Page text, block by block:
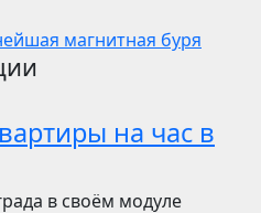
магнитная буря
на час в
в своём модуле